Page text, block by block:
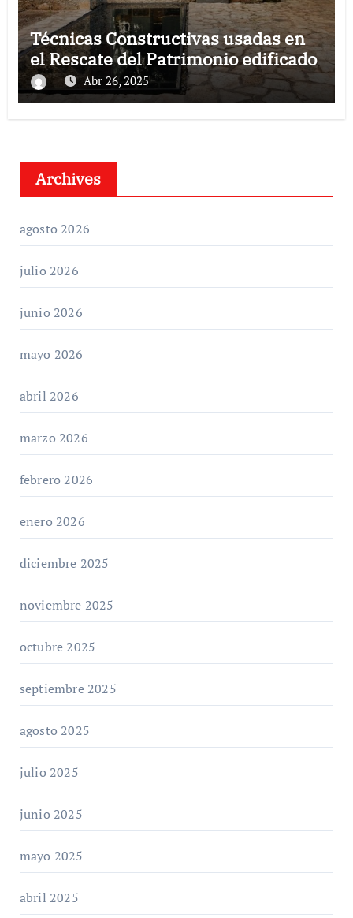
Técnicas Constructivas usadas en
el Rescate del Patrimonio edificado
Abr 26, 2025
Archives
agosto 2026
julio 2026
junio 2026
mayo 2026
abril 2026
marzo 2026
febrero 2026
enero 2026
diciembre 2025
noviembre 2025
octubre 2025
septiembre 2025
agosto 2025
julio 2025
junio 2025
mayo 2025
abril 2025